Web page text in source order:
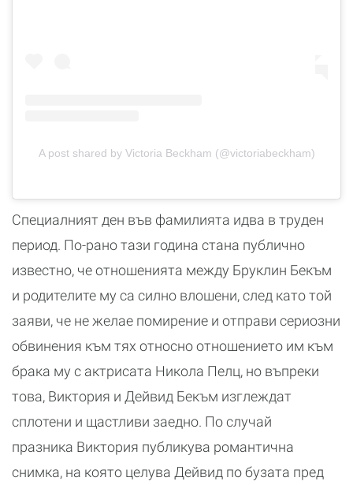
A post shared by Victoria Beckham (@victoriabeckham)
Специалният ден във фамилията идва в труден
период. По-рано тази година стана публично
известно, че отношенията между Бруклин Бекъм
и родителите му са силно влошени, след като той
заяви, че не желае помирение и отправи сериозни
обвинения към тях относно отношението им към
брака му с актрисата Никола Пелц, но въпреки
това, Виктория и Дейвид Бекъм изглеждат
сплотени и щастливи заедно. По случай
празника Виктория публикува романтична
снимка, на която целува Дейвид по бузата пред